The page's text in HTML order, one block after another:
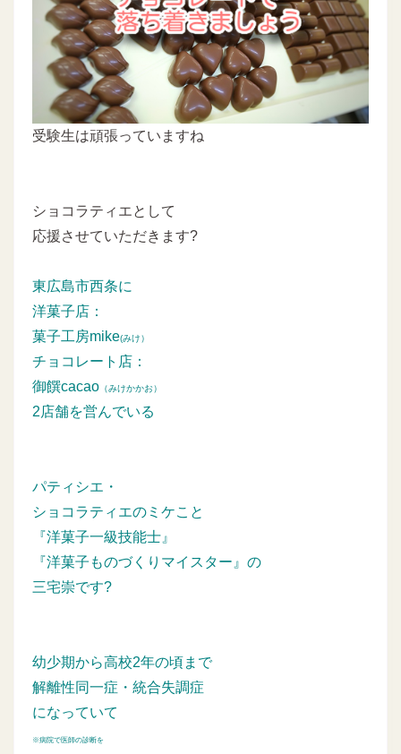
受験生は頑張っていますね
ショコラティエとして
応援させていただきます?
東広島市西条に
洋菓子店：
菓子工房mike(みけ）
チョコレート店：
御饌cacao （みけかかお）
2店舗を営んでいる
パティシエ・
ショコラティエのミケこと
『洋菓子一級技能士』
『洋菓子ものづくりマイスター』の
三宅崇です?
幼少期から高校2年の頃まで
解離性同一症・統合失調症
になっていて
※病院で医師の診断を